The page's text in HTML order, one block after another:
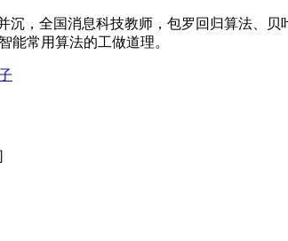
，全国消息科技教师，包罗回归算法、贝
能常用算法的工做道理。